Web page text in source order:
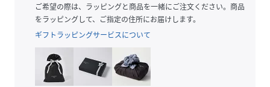
素材 100%綿裏地65%ポリエステル35%綿
サイズ 4才 104cm、8才 128cm、12才 152cm
RK7771_A0FCP
(A0FCP-01-060 RK7771
ご希望の際は、ラッピングと商品を一緒にご注文ください。商品
をラッピングして、ご指定の住所にお届けします。
ギフトラッピングサービスについて